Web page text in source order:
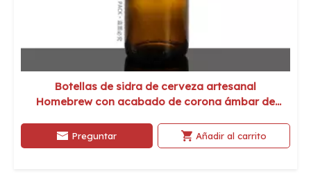
Botellas de sidra de cerveza artesanal
Homebrew con acabado de corona ámbar de
Preguntar Añadir al carrito